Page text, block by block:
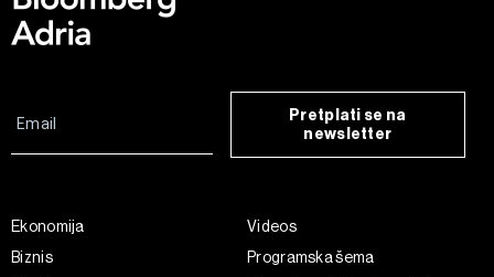
Pretplati se na
newsletter
Ekonomija
Biznis
Videos
Programska šema